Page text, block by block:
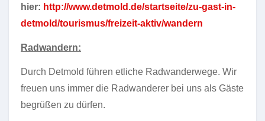
hier: http://www.detmold.de/startseite/zu-gast-in-
detmold/tourismus/freizeit-aktiv/wandern
Radwandern:
Durch Detmold führen etliche Radwanderwege. Wir
freuen uns immer die Radwanderer bei uns als Gäste
begrüßen zu dürfen.